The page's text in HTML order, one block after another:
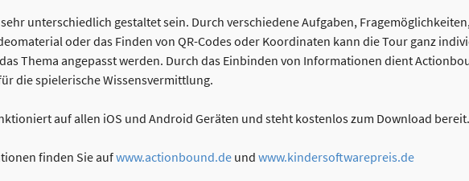
unterschiedlich gestaltet sein. Durch verschiedene Aufgaben,
oder das Finden von QR-Codes oder Koordinaten kann die Tour ganz
Thema angepasst werden. Durch das Einbinden von Informationen dient
die spielerische Wissensvermittlung.
auf allen iOS und Android Geräten und steht kostenlos zum Download bereit.
finden Sie aufwww.actionbound.de und www.kindersoftwarepreis.de